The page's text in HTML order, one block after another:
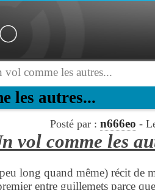
vol comme les autres...
les autres...
Posté par : n666eo -
vol comme les
long quand même) récit de
entre guillemets parce